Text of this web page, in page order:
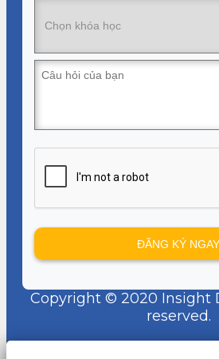
Copyright © 2020 Insight
reserved.